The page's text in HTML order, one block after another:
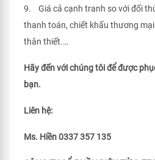
9. Giá cả cạnh tranh so với đối
thanh toán, chiết khấu thương
thân thiết.…
Hãy đến với chúng tôi để được
bạn.
Liên hệ:
Ms. Hiền 0337 357 135